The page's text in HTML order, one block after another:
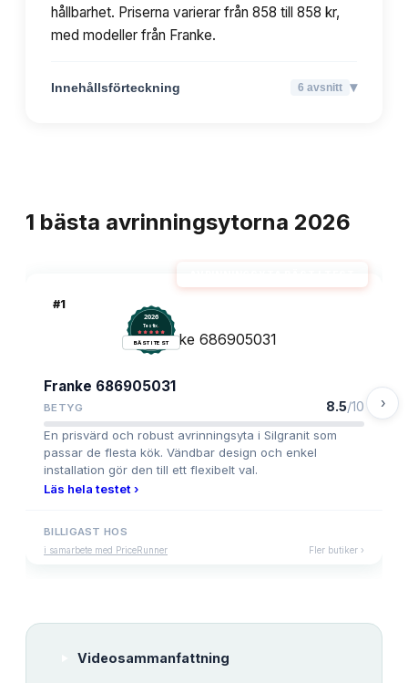
hållbarhet. Priserna varierar från 858 till 858 kr,
med modeller från Franke.
Innehållsförteckning 6 avsnitt ▾
1 bästa avrinningsytorna 2026
#1
2026
Testix.
BÄST I TEST
Franke 686905031
BETYG 8.5/10
En prisvärd och robust avrinningsyta i Silgranit som
passar de flesta kök. Vändbar design och enkel
installation gör den till ett flexibelt val.
Läs hela testet ›
BILLIGAST HOS
i samarbete med PriceRunner Fler butiker ›
›
Videosammanfattning